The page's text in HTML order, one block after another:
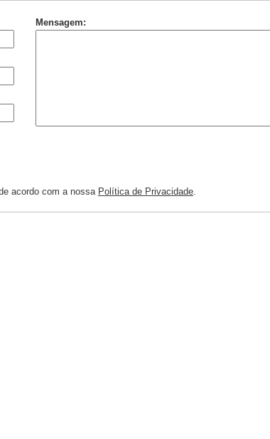
Mensagem:
acordo com a nossa Política de Privacidade.